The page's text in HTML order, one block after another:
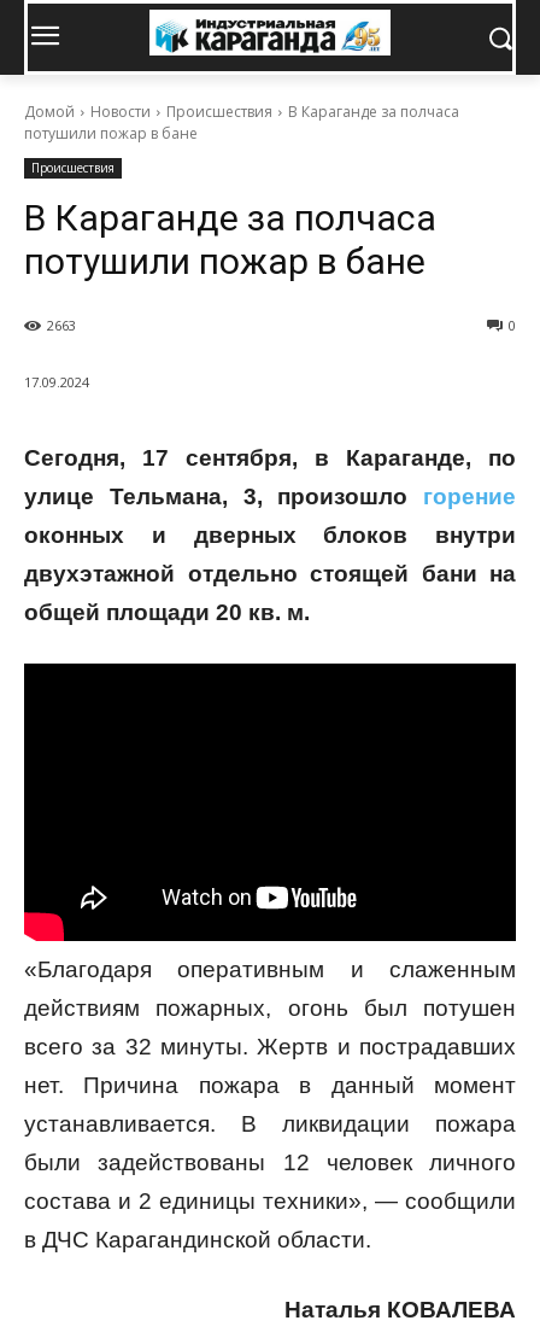
Домой Новости Происшествия
В Караганде за полчаса
потушили пожар в бане
Происшествия
В Караганде за полчаса
потушили пожар в бане
0
2663
17.09.2024
Сегодня, 17 сентября, в Караганде, по
улице Тельмана, 3, произошло горение
оконных и дверных блоков внутри
двухэтажной отдельно стоящей бани на
общей площади 20 кв. м.
«Благодаря оперативным и слаженным
действиям пожарных, огонь был потушен
всего за 32 минуты. Жертв и пострадавших
нет. Причина пожара в данный момент
устанавливается. В ликвидации пожара
были задействованы 12 человек личного
состава и 2 единицы техники», — сообщили
в ДЧС Карагандинской области.
Наталья КОВАЛЕВА